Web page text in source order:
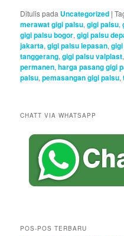
Ditulis pada Uncategorized |
merawat gigi palsu,gigi palsu,
gigi palsu bogor,gigi palsu
jakarta,gigi palsu lepasan,
tanggerang,gigi palsu valplast
permanen,harga pasang gigi
palsu,pemasangan gigi palsu,
CHATT VIA WHATSAPP
POS-POS TERBARU